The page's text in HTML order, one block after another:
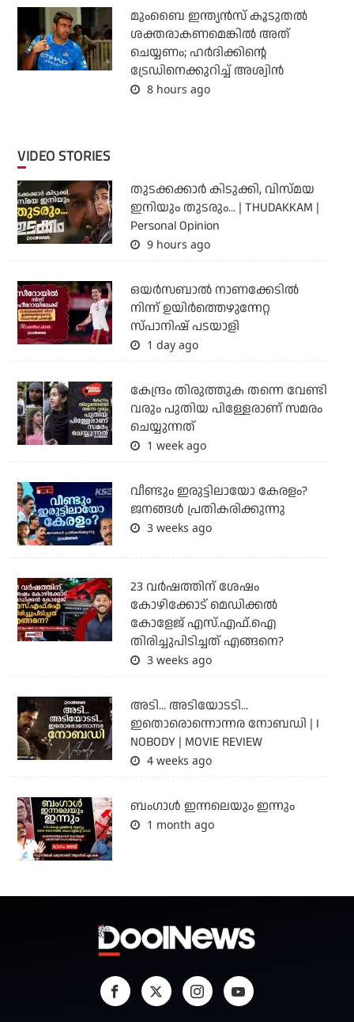
മുംബൈ ഇന്ത്യന്‍സ് കൂടുതല്‍
ശക്തരാകണമെങ്കില്‍ അത്
ചെയ്യണം; ഹര്‍ദിക്കിന്റെ
ട്രേഡിനെക്കുറിച്ച് അശ്വിന്‍
8 hours ago
VIDEO STORIES
തുടക്കക്കാര്‍ കിടുക്കി, വിസ്മയ
ഇനിയും തുടരും... | THUDAKKAM |
Personal Opinion
9 hours ago
ഒയര്‍സബാൽ നാണക്കേടിൽ
നിന്ന് ഉയിർത്തെഴുന്നേറ്റ
സ്പാനിഷ് പടയാളി
1 day ago
കേന്ദ്രം തിരുത്തുക തന്നെ വേണ്ടി
വരും പുതിയ പിള്ളേരാണ് സമരം
ചെയ്യുന്നത്
1 week ago
വീണ്ടും ഇരുട്ടിലായോ കേരളം?
ജനങ്ങൾ പ്രതികരിക്കുന്നു
3 weeks ago
23 വർഷത്തിന് ശേഷം
കോഴിക്കോട് മെഡിക്കൽ
കോളേജ് എസ്.എഫ്.ഐ
തിരിച്ചുപിടിച്ചത് എങ്ങനെ?
3 weeks ago
അടി... അടിയോടടി...
ഇതൊരൊന്നൊന്നര നോബഡി | I
NOBODY | MOVIE REVIEW
4 weeks ago
ബംഗാള്‍ ഇന്നലെയും ഇന്നും
1 month ago